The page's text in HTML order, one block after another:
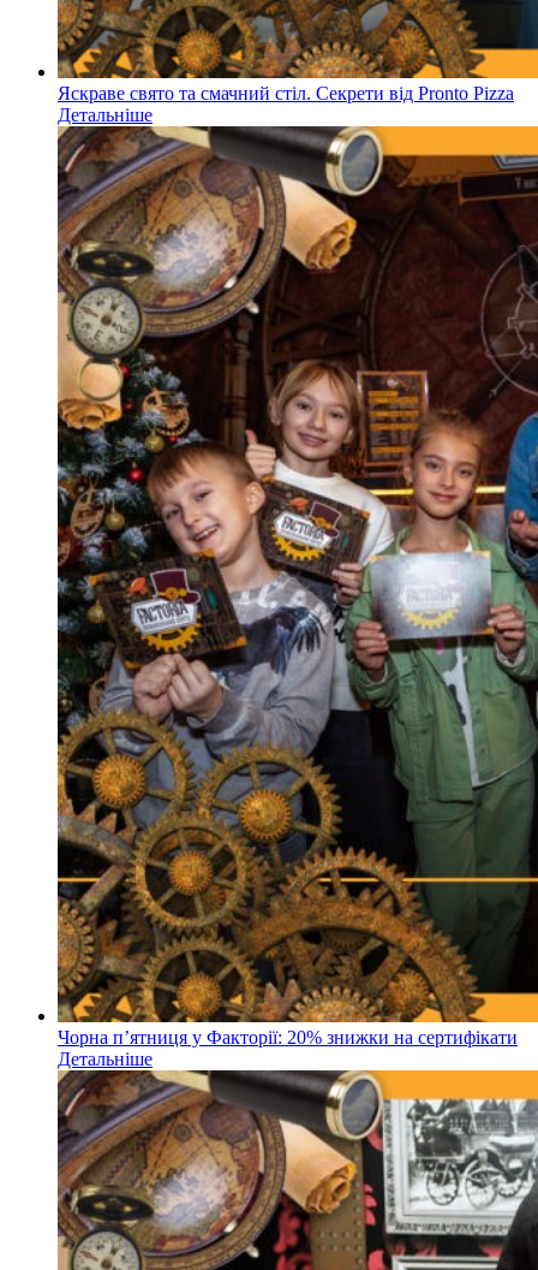
Яскраве свято та смачний стіл. Секрети від Pronto Pizza
Детальніше
Чорна пʼятниця у Факторії: 20% знижки на сертифікати
Детальніше